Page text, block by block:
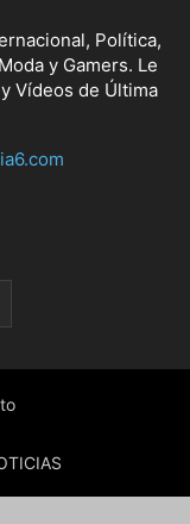
Política,
y Gamers. Le
Vídeos de Última